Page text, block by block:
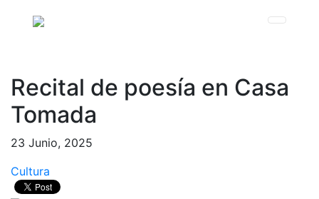
Recital de poesía en Casa
Tomada
23 Junio, 2025
Cultura